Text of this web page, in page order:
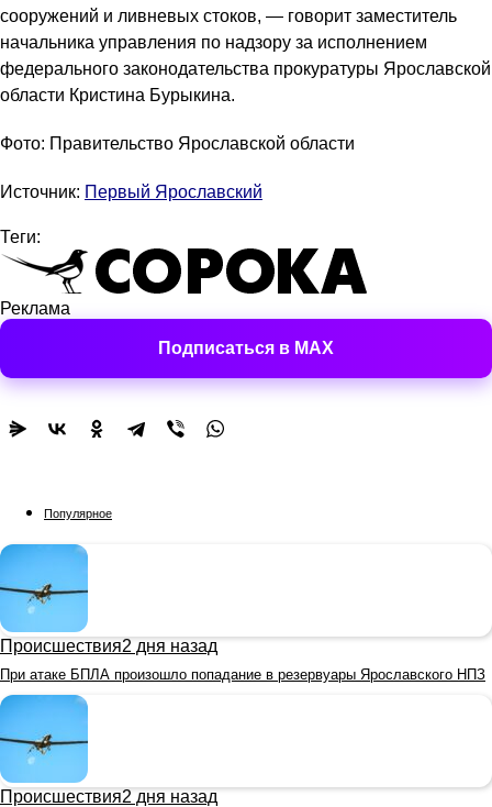
сооружений и ливневых стоков, — говорит заместитель
начальника управления по надзору за исполнением
федерального законодательства прокуратуры Ярославской
области Кристина Бурыкина.
Фото: Правительство Ярославской области
Источник: Первый Ярославский
Теги:
Реклама
Подписаться в MAX
Популярное
Происшествия2 дня назад
При атаке БПЛА произошло попадание в резервуары Ярославского НПЗ
Происшествия2 дня назад